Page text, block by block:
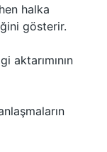
halka
gösterir.
aktarımının